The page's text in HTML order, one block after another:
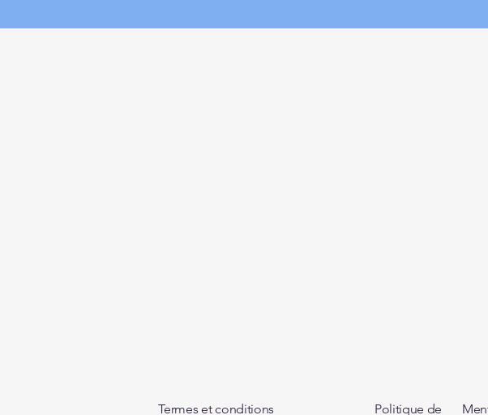
Termes et conditions Politique de